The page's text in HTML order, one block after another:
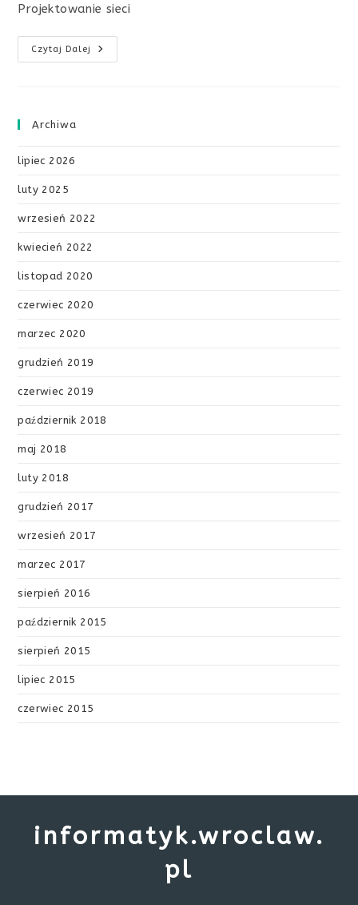
Projektowanie sieci
Czytaj Dalej
Oferuję
Usługi
Archiwa
lipiec 2026
luty 2025
wrzesień 2022
kwiecień 2022
listopad 2020
czerwiec 2020
marzec 2020
grudzień 2019
czerwiec 2019
październik 2018
maj 2018
luty 2018
grudzień 2017
wrzesień 2017
marzec 2017
sierpień 2016
październik 2015
sierpień 2015
lipiec 2015
czerwiec 2015
informatyk.wroclaw.
pl